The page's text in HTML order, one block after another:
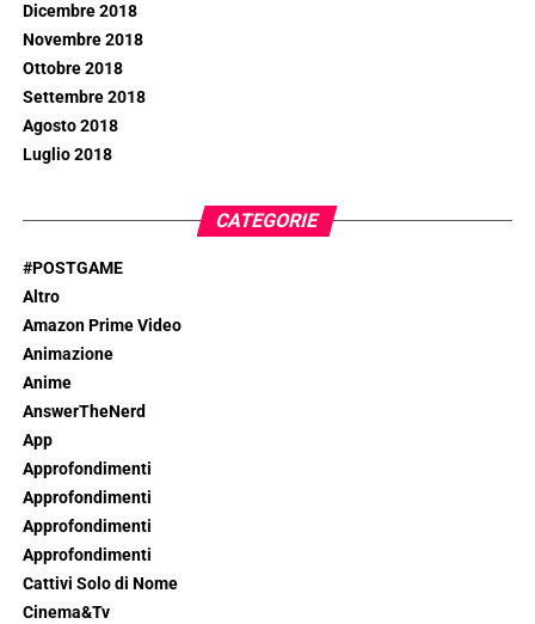
Dicembre 2018
Novembre 2018
Ottobre 2018
Settembre 2018
Agosto 2018
Luglio 2018
CATEGORIE
#POSTGAME
Altro
Amazon Prime Video
Animazione
Anime
AnswerTheNerd
App
Approfondimenti
Approfondimenti
Approfondimenti
Approfondimenti
Cattivi Solo di Nome
Cinema&Tv